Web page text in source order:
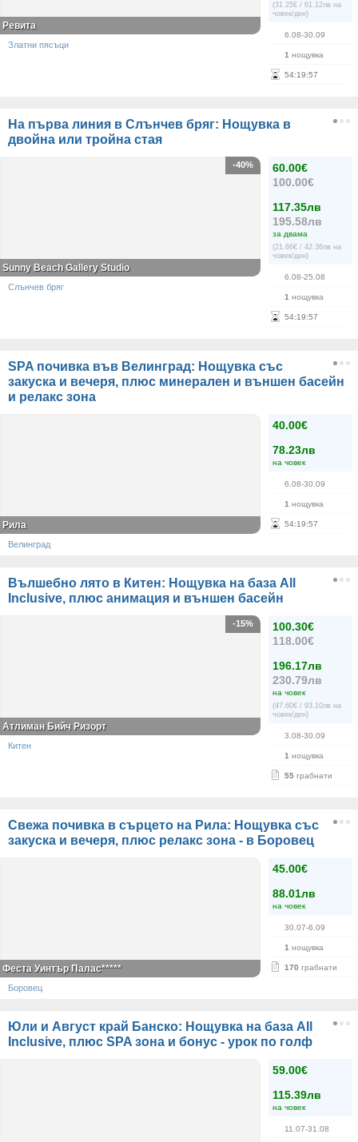
(31.25€ / 61.12лв на
човек/ден)
6.08-30.09
1 нощувка
54:19:56
Ревита
Златни пясъци
На първа линия в Слънчев бряг: Нощувка в
двойна или тройна стая
60.00€
100.00€
117.35лв
195.58лв
за двама
(21.66€ / 42.36лв на
човек/ден)
6.08-25.08
1 нощувка
54:19:56
-40%
Sunny Beach Gallery Studio
Слънчев бряг
SPA почивка във Велинград: Нощувка със
закуска и вечеря, плюс минерален и външен басейн
и релакс зона
40.00€
78.23лв
на човек
6.08-30.09
1 нощувка
54:19:56
Рила
Велинград
Вълшебно лято в Китен: Нощувка на база All
Inclusive, плюс анимация и външен басейн
100.30€
118.00€
196.17лв
230.79лв
на човек
(47.60€ / 93.10лв на
човек/ден)
3.08-30.09
1 нощувка
55 грабнати
-15%
Атлиман Бийч Ризорт
Китен
Свежа почивка в сърцето на Рила: Нощувка със
закуска и вечеря, плюс релакс зона - в Боровец
45.00€
88.01лв
на човек
30.07-6.09
1 нощувка
170 грабнати
Феста Уинтър Палас*****
Боровец
Юли и Август край Банско: Нощувка на база All
Inclusive, плюс SPA зона и бонус - урок по голф
59.00€
115.39лв
на човек
11.07-31.08